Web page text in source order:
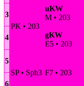
3
PK • 203
uKW
M • 203
gKW
E5 • 203
4
5
SP • Sph3 F7 • 203
6